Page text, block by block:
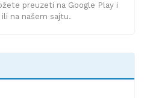
preuzeti na Google Play i
na našem sajtu.